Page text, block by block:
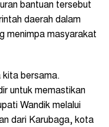
bantuan tersebut
daerah dalam
menimpa masyarakat
kita bersama.
untuk memastikan
Wandik melalui
dari Karubaga, kota